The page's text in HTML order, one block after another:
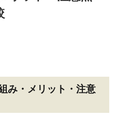
み・メリット・注意